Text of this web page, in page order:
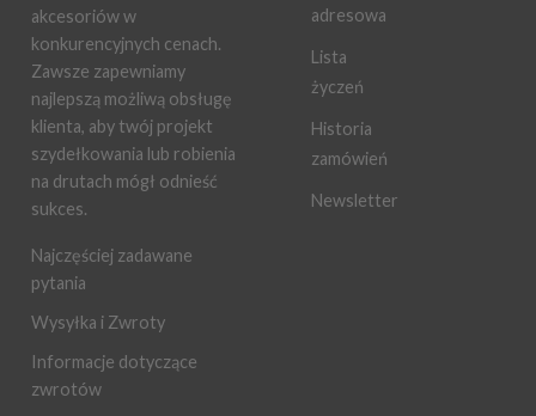
akcesoriów w
konkurencyjnych cenach.
Zawsze zapewniamy
najlepszą możliwą obsługę
klienta, aby twój projekt
szydełkowania lub robienia
na drutach mógł odnieść
sukces.
Najczęściej zadawane
pytania
Wysyłka i Zwroty
Informacje dotyczące
zwrotów
adresowa
Lista
życzeń
Historia
zamówień
Newsletter